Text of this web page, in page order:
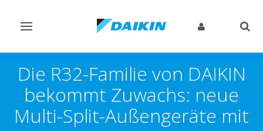
Navigation
Die R32-Familie von DAIKIN
bekommt Zuwachs: neue
Multi-Split-Außengeräte mit